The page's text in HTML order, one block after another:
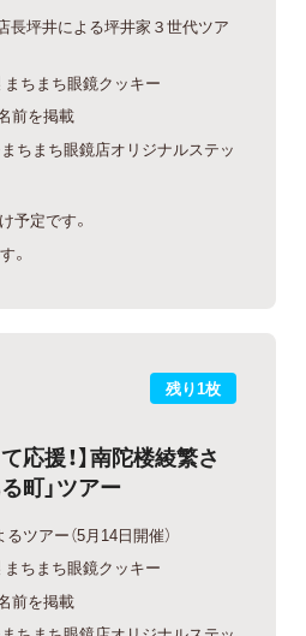
長坪井による坪井家３世代ツア
ちまち眼鏡クッキー
前を掲載
ちまち眼鏡店オリジナルステッ
予定です。
。
残り1枚
応援！】南陀楼綾繁さ
町」ツアー
ツアー（5月14日開催）
ちまち眼鏡クッキー
前を掲載